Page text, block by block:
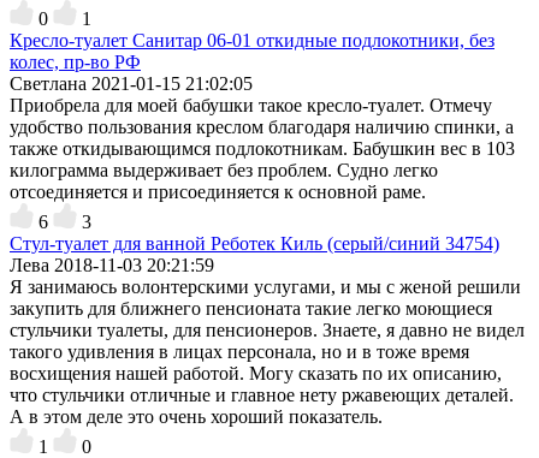
0
1
Кресло-туалет Санитар 06-01 откидные подлокотники, без
колес, пр-во РФ
Светлана 2021-01-15 21:02:05
Приобрела для моей бабушки такое кресло-туалет. Отмечу
удобство пользования креслом благодаря наличию спинки, а
также откидывающимся подлокотникам. Бабушкин вес в 103
килограмма выдерживает без проблем. Судно легко
отсоединяется и присоединяется к основной раме.
6
3
Стул-туалет для ванной Реботек Киль (серый/синий 34754)
Лева 2018-11-03 20:21:59
Я занимаюсь волонтерскими услугами, и мы с женой решили
закупить для ближнего пенсионата такие легко моющиеся
стульчики туалеты, для пенсионеров. Знаете, я давно не видел
такого удивления в лицах персонала, но и в тоже время
восхищения нашей работой. Могу сказать по их описанию,
что стульчики отличные и главное нету ржавеющих деталей.
А в этом деле это очень хороший показатель.
1
0